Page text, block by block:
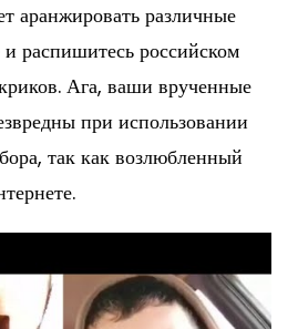
аранжировать различные
распишитесь российском
Ага, ваши врученные
при использовании
так как возлюбленный